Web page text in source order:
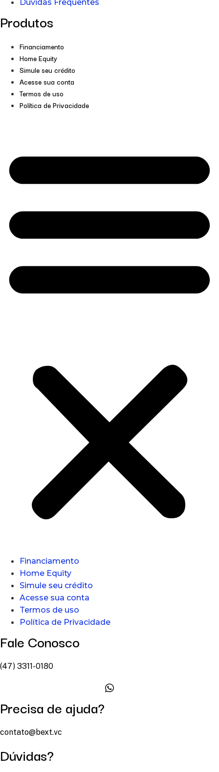
Dúvidas Frequentes
Produtos
Financiamento
Home Equity
Simule seu crédito
Acesse sua conta
Termos de uso
Política de Privacidade
Financiamento
Home Equity
Simule seu crédito
Acesse sua conta
Termos de uso
Política de Privacidade
Fale Conosco
(47) 3311-0180
Precisa de ajuda?
contato@bext.vc
Dúvidas?